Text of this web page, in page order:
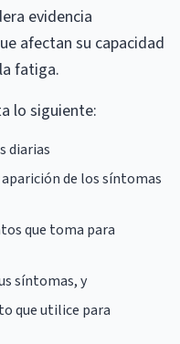
evidencia
afectan su capacidad
fatiga.
lo siguiente:
diarias
de los síntomas
que toma para
síntomas, y
que utilice para